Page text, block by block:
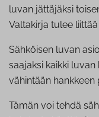
luvan jättäjäksi
Valtakirja tulee
Sähköisen luvan
saajaksi kaikki
vähintään hankkeen
Tämän voi tehdä